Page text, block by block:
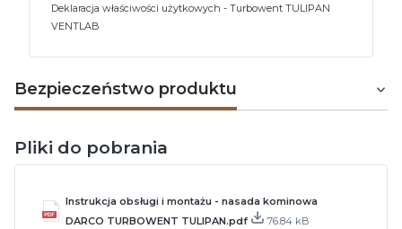
Deklaracja właściwości użytkowych - Turbowent TULIPAN
VENTLAB
Bezpieczeństwo produktu
Pliki do pobrania
Instrukcja obsługi i montażu - nasada kominowa
DARCO TURBOWENT TULIPAN.pdf
76.84 kB